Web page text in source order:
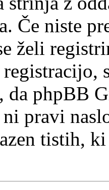
Če niste
želi
registracijo,
da phpBB
pravi
tistih,